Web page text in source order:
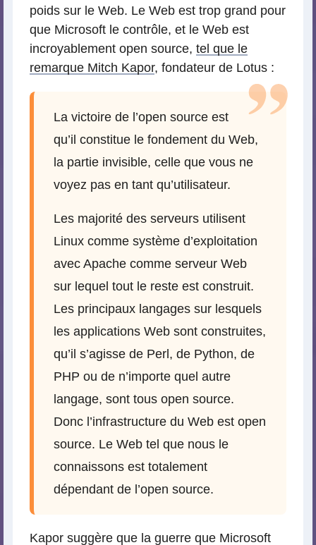
poids sur le Web. Le Web est trop grand pour
que Microsoft le contrôle, et le Web est
incroyablement open source, tel que le
remarque Mitch Kapor, fondateur de Lotus :
La victoire de l’open source est
qu’il constitue le fondement du Web,
la partie invisible, celle que vous ne
voyez pas en tant qu’utilisateur.
Les majorité des serveurs utilisent
Linux comme système d’exploitation
avec Apache comme serveur Web
sur lequel tout le reste est construit.
Les principaux langages sur lesquels
les applications Web sont construites,
qu’il s’agisse de Perl, de Python, de
PHP ou de n’importe quel autre
langage, sont tous open source.
Donc l’infrastructure du Web est open
source. Le Web tel que nous le
connaissons est totalement
dépendant de l’open source.
Kapor suggère que la guerre que Microsoft